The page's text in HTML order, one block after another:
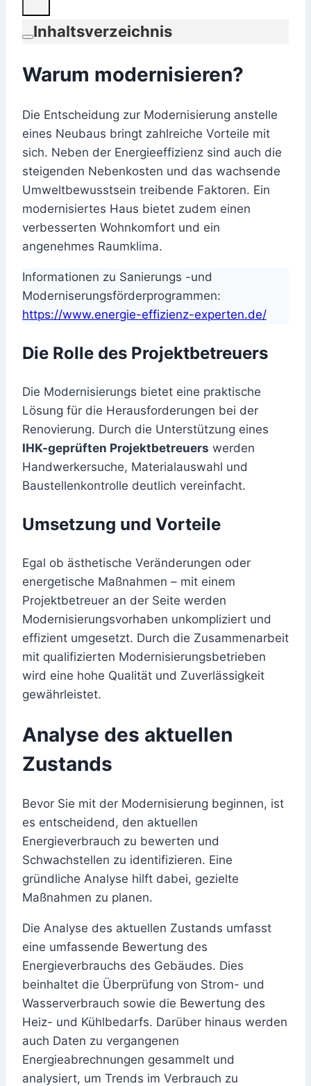
Inhaltsverzeichnis
Warum modernisieren?
Die Entscheidung zur Modernisierung anstelle
eines Neubaus bringt zahlreiche Vorteile mit
sich. Neben der Energieeffizienz sind auch die
steigenden Nebenkosten und das wachsende
Umweltbewusstsein treibende Faktoren. Ein
modernisiertes Haus bietet zudem einen
verbesserten Wohnkomfort und ein
angenehmes Raumklima.
Informationen zu Sanierungs -und
Moderniserungsförderprogrammen:
https://www.energie-effizienz-experten.de/
Die Rolle des Projektbetreuers
Die Modernisierungs bietet eine praktische
Lösung für die Herausforderungen bei der
Renovierung. Durch die Unterstützung eines
IHK-geprüften Projektbetreuers werden
Handwerkersuche, Materialauswahl und
Baustellenkontrolle deutlich vereinfacht.
Umsetzung und Vorteile
Egal ob ästhetische Veränderungen oder
energetische Maßnahmen – mit einem
Projektbetreuer an der Seite werden
Modernisierungsvorhaben unkompliziert und
effizient umgesetzt. Durch die Zusammenarbeit
mit qualifizierten Modernisierungsbetrieben
wird eine hohe Qualität und Zuverlässigkeit
gewährleistet.
Analyse des aktuellen
Zustands
Bevor Sie mit der Modernisierung beginnen, ist
es entscheidend, den aktuellen
Energieverbrauch zu bewerten und
Schwachstellen zu identifizieren. Eine
gründliche Analyse hilft dabei, gezielte
Maßnahmen zu planen.
Die Analyse des aktuellen Zustands umfasst
eine umfassende Bewertung des
Energieverbrauchs des Gebäudes. Dies
beinhaltet die Überprüfung von Strom- und
Wasserverbrauch sowie die Bewertung des
Heiz- und Kühlbedarfs. Darüber hinaus werden
auch Daten zu vergangenen
Energieabrechnungen gesammelt und
analysiert, um Trends im Verbrauch zu